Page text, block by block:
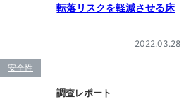
転落リスクを軽減させる床
2022.03.28
安全性
調査レポート